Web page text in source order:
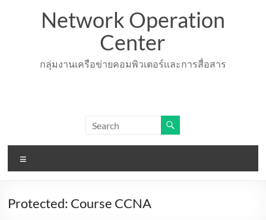
Network Operation
Center
กลุ่มงานเครือข่ายคอมพิวเตอร์เเละการสื่อสาร
Protected: Course CCNA